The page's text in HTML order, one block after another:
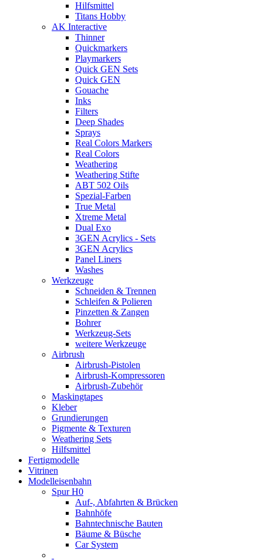
Hilfsmittel
Titans Hobby
AK Interactive
Thinner
Quickmarkers
Playmarkers
Quick GEN Sets
Quick GEN
Gouache
Inks
Filters
Deep Shades
Sprays
Real Colors Markers
Real Colors
Weathering
Weathering Stifte
ABT 502 Oils
Spezial-Farben
True Metal
Xtreme Metal
Dual Exo
3GEN Acrylics - Sets
3GEN Acrylics
Panel Liners
Washes
Werkzeuge
Schneiden & Trennen
Schleifen & Polieren
Pinzetten & Zangen
Bohrer
Werkzeug-Sets
weitere Werkzeuge
Airbrush
Airbrush-Pistolen
Airbrush-Kompressoren
Airbrush-Zubehör
Maskingtapes
Kleber
Grundierungen
Pigmente & Texturen
Weathering Sets
Hilfsmittel
Fertigmodelle
Vitrinen
Modelleisenbahn
Spur H0
Auf-, Abfahrten & Brücken
Bahnhöfe
Bahntechnische Bauten
Bäume & Büsche
Car System